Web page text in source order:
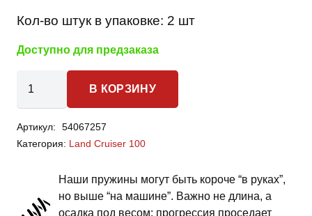
Кол-во штук в упаковке: 2 шт
Доступно для предзаказа
товара
Land
Cruiser
пружины
В КОРЗИНУ
Артикул:
54067257
Категория: Land Cruiser 100
Наши пружины могут быть короче “в руках”,
но выше “на машине”. Важно не длина, а
осадка под весом: прогрессия проседает